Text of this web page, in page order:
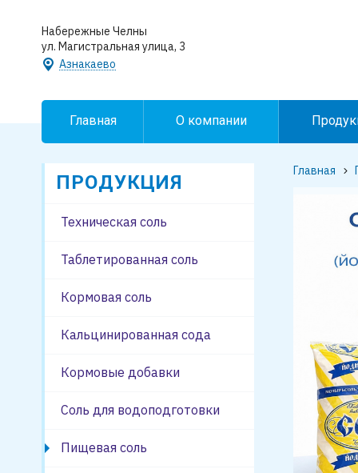
Набережные Челны
ул. Магистральная улица, 3
Азнакаево
Главная О компании
ПРОДУКЦИЯ
Техническая соль
Таблетированная соль
Кормовая соль
Кальцинированная сода
Кормовые добавки
Соль для водоподготовки
Пищевая соль
Главная